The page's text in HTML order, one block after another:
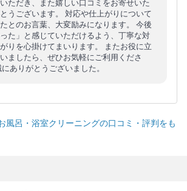
ただき、また嬉しい口コミをお寄せいた
うございます。 対応や仕上がりについて
とのお言葉、大変励みになります。 今後
た」と感じていただけるよう、丁寧な対
りを心掛けてまいります。 またお役に立
ましたら、ぜひお気軽にご利用くださ
ありがとうございました。
風呂・浴室クリーニングの口コミ・評判をも